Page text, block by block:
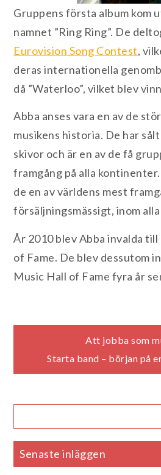
Gruppens första album kom
namnet ”Ring Ring”. De
Eurovision Song Contest,
deras internationella
då ”Waterloo”, vilket blev
Abba anses vara en av de
musikens historia. De har
skivor och är en av de få
framgång på alla
de en av världens mest
försäljningsmässigt, inom
År 2010 blev Abba invalda till
of Fame. De blev dessutom
Music Hall of Fame fyra år
Att jobba som
Starta band – början på
for:
Senaste inläggen